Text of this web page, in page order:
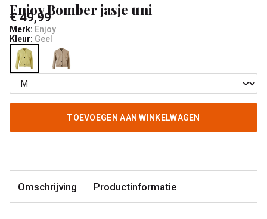
Enjoy Bomber jasje uni
€ 49,99
Merk: Enjoy
Kleur: Geel
TOEVOEGEN AAN WINKELWAGEN
Omschrijving Productinformatie